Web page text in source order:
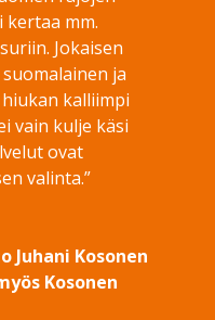
mm.
Jokaisen
ja
kalliimpi
vain kulje käsi
ovat
valinta.”
Kosonen
Kosonen